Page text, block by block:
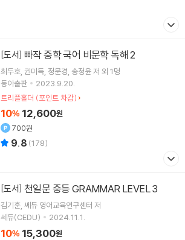
[도서] 빠작 중학 국어 비문학 독해 2
최두호 권미득 정문경 송정윤저 외 1명
동아출판
2023.9.20.
트리플홀더 (포인트 차감)
10% 12,600원
700원
9.8 (178)
[도서] 천일문 중등 GRAMMAR LEVEL 3
김기훈 쎄듀 영어교육연구센터 저
쎄듀(CEDU)
2024.11.1.
10% 15,300원